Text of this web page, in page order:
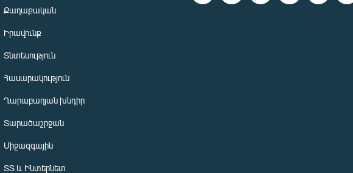
Քաղաքական
Իրավունք
Տնտեսություն
Հասարակություն
Ղարաբաղյան խնդիր
Տարածաշրջան
Միջազգային
ՏՏ և Ինտերնետ